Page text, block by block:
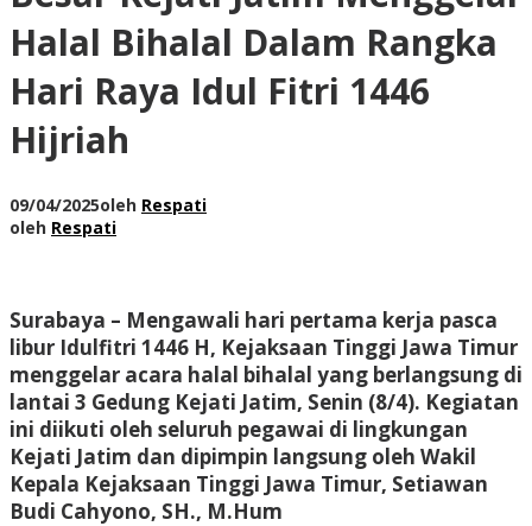
Halal Bihalal Dalam Rangka
Hari Raya Idul Fitri 1446
Hijriah
09/04/2025oleh Respati
oleh Respati
Surabaya – Mengawali hari pertama kerja pasca
libur Idulfitri 1446 H, Kejaksaan Tinggi Jawa Timur
menggelar acara halal bihalal yang berlangsung di
lantai 3 Gedung Kejati Jatim, Senin (8/4). Kegiatan
ini diikuti oleh seluruh pegawai di lingkungan
Kejati Jatim dan dipimpin langsung oleh Wakil
Kepala Kejaksaan Tinggi Jawa Timur, Setiawan
Budi Cahyono, SH., M.Hum